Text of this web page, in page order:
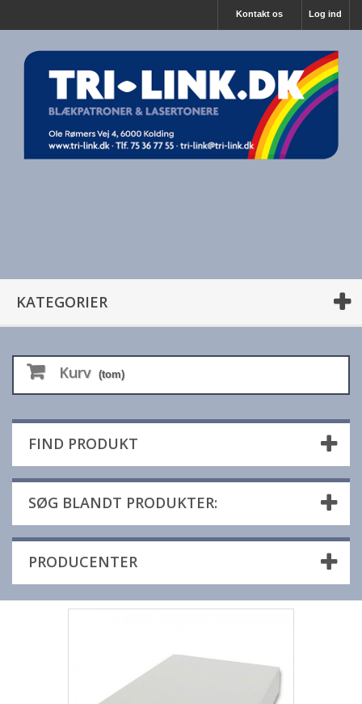
Log ind
Kontakt os
KATEGORIER
Kurv (tom)
FIND PRODUKT
SØG BLANDT PRODUKTER:
PRODUCENTER